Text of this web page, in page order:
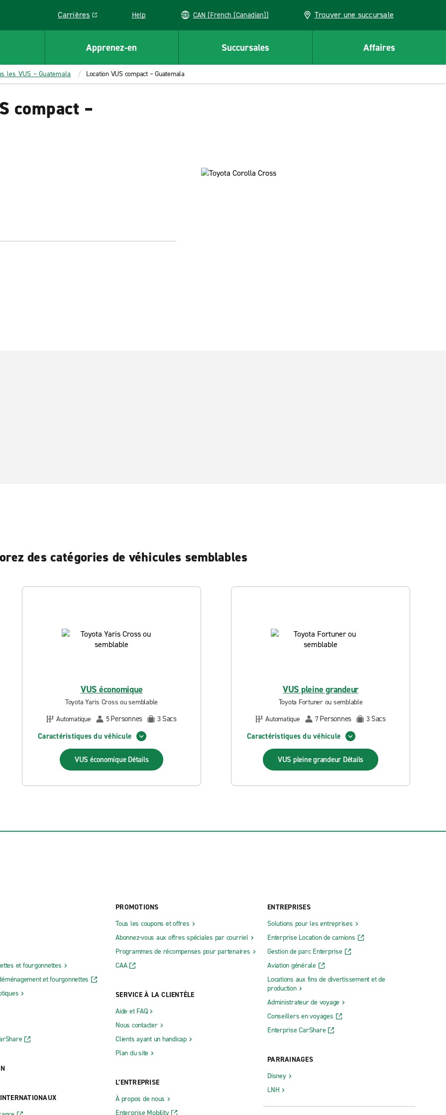
Carrières
Link opens in a new window
Help CAN (French (Canadian)) Trouver une succursale
Apprenez-en Succursales Affaires
les VUS – Guatemala Location VUS compact – Guatemala
compact –
des catégories de véhicules semblables
VUS économique
Toyota Yaris Cross ou semblable
Automatique
5Personnes 3 Sacs
Caractéristiques du véhicule
VUS économique Détails
VUS pleine grandeur
Toyota Fortuner ou semblable
Automatique
7Personnes 3 Sacs
Caractéristiques du véhicule
VUS pleine grandeur Détails
et fourgonnettes
et fourgonnettes
PROMOTIONS
Tous les coupons et offres
Abonnez-vous aux offres spéciales par courriel
Programmes de récompenses pour partenaires
CAA
SERVICE À LA CLIENTÈLE
Aide et FAQ
Nous contacter
Clients ayant un handicap
Plan du site
L’ENTREPRISE
À propos de nous
Enterprise Mobility
ENTREPRISES
Solutions pour les entreprises
Enterprise Location de camions
Gestion de parc Enterprise
Aviation générale
Locations aux fins de divertissement et de
production
Administrateur de voyage
Conseillers en voyages
Enterprise CarShare
PARRAINAGES
Disney
LNH